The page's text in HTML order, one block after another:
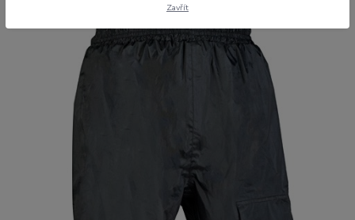
Zavřít